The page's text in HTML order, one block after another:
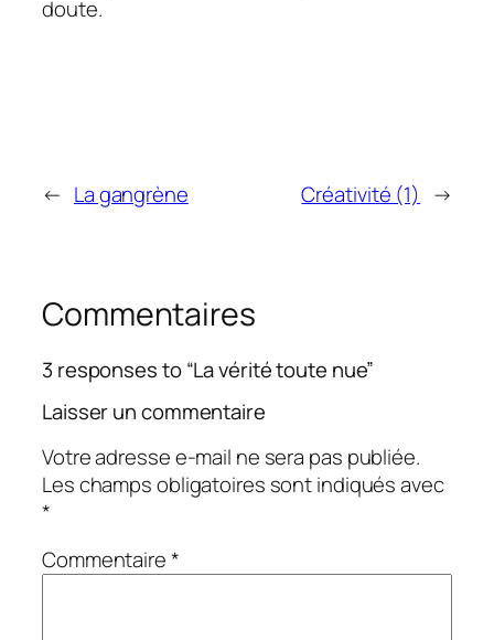
doute.
← La gangrène Créativité (1) →
Commentaires
3 responses to “La vérité toute nue”
Laisser un commentaire
Votre adresse e-mail ne sera pas publiée.
Les champs obligatoires sont indiqués avec
*
Commentaire*